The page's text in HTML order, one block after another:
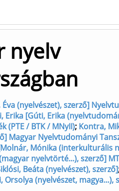
nyelv
Éva (nyelvészet), szerző]
Erika [Gúti, Erika
(PTE / BTK / MNyII); Kontra,
Magyar Nyelvtudományi
Mónika (interkulturális
nyelvtörté...), szerző]
Beáta (nyelvészet), szerző]
Orsolya (nyelvészet, magya...),